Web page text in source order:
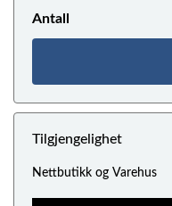
Antall
Tilgjengelighet
Nettbutikk og Varehus